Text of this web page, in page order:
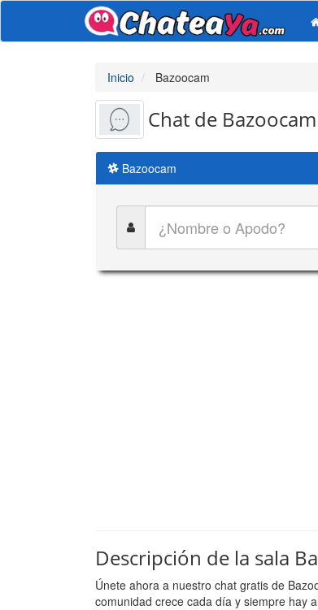
Inicio Bazoocam
Chat de Bazoocam
Bazoocam
Descripción de la sala
Únete ahora a nuestro chat gratis de
comunidad crece cada día y siempre hay